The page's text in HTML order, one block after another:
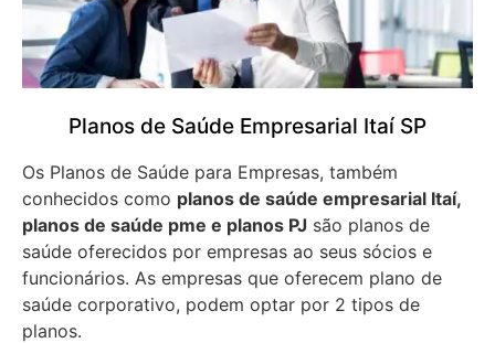
Planos de Saúde Empresarial Itaí SP
Os Planos de Saúde para Empresas, também
conhecidos como planos de saúde empresarial Itaí,
planos de saúde pme e planos PJ são planos de
saúde oferecidos por empresas ao seus sócios e
funcionários. As empresas que oferecem plano de
saúde corporativo, podem optar por 2 tipos de
planos.